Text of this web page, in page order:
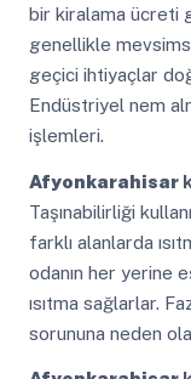
bir kiralama ücreti
genellikle
geçici ihtiyaçlar
Endüstriyel nem
işlemleri.
Afyonkarahisar
Taşınabilirliği
farklı alanlarda
odanın her yerine
ısıtma sağlarlar.
sorununa neden